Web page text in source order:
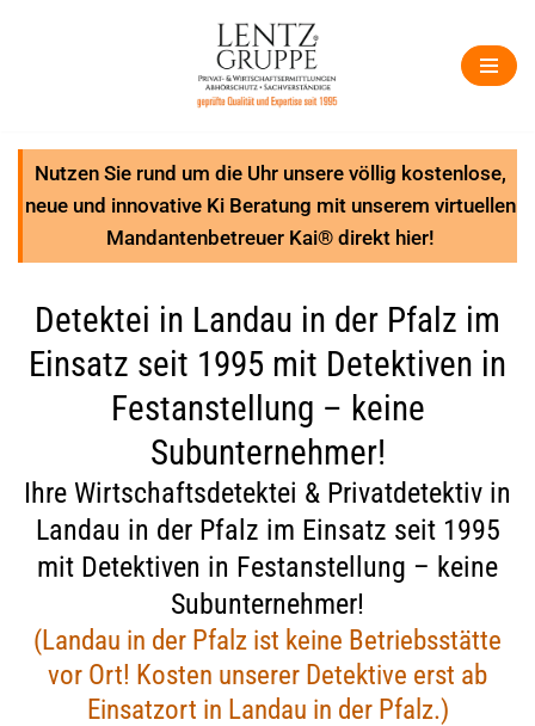
Nutzen Sie rund um die Uhr unsere völlig kostenlose,
neue und innovative Ki Beratung mit unserem virtuellen
Mandantenbetreuer Kai® direkt hier!
Detektei in Landau in der Pfalz im
Einsatz seit 1995 mit Detektiven in
Festanstellung – keine
Subunternehmer!
Ihre Wirtschaftsdetektei & Privatdetektiv in
Landau in der Pfalz im Einsatz seit 1995
mit Detektiven in Festanstellung – keine
Subunternehmer!
(Landau in der Pfalz ist keine Betriebsstätte
vor Ort! Kosten unserer Detektive erst ab
Einsatzort in Landau in der Pfalz.)